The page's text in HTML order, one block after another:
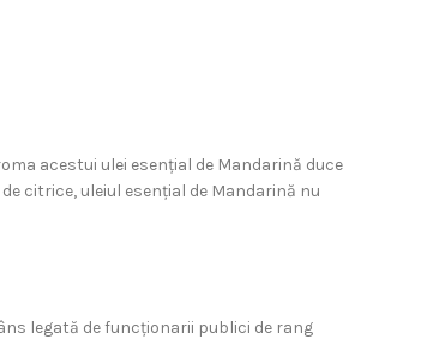
acestui ulei esențial de Mandarină duce
citrice, uleiul esențial de Mandarină nu
legată de funcționarii publici de rang